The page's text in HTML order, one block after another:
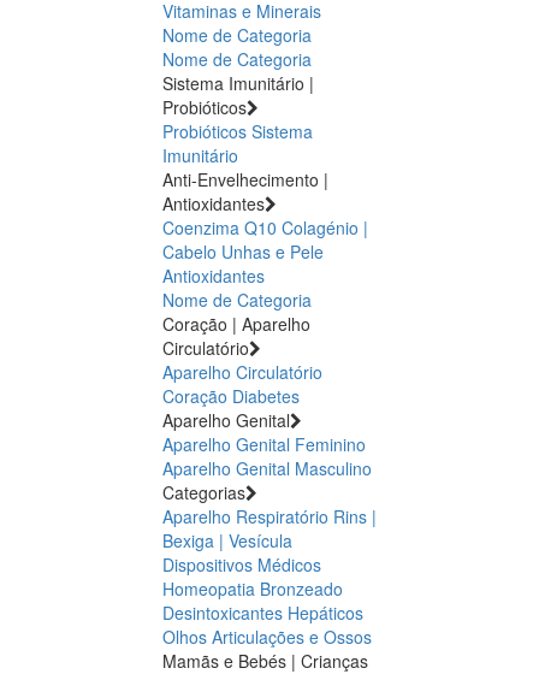
Vitaminas e Minerais
Nome de Categoria
Nome de Categoria
Sistema Imunitário |
Probióticos
Probióticos Sistema
Imunitário
Anti-Envelhecimento |
Antioxidantes
Coenzima Q10 Colagénio |
Cabelo Unhas e Pele
Antioxidantes
Nome de Categoria
Coração | Aparelho
Circulatório
Aparelho Circulatório
Coração Diabetes
Aparelho Genital
Aparelho Genital Feminino
Aparelho Genital Masculino
Categorias
Aparelho Respiratório Rins |
Bexiga | Vesícula
Dispositivos Médicos
Homeopatia Bronzeado
Desintoxicantes Hepáticos
Olhos Articulações e Ossos
Mamãs e Bebés | Crianças